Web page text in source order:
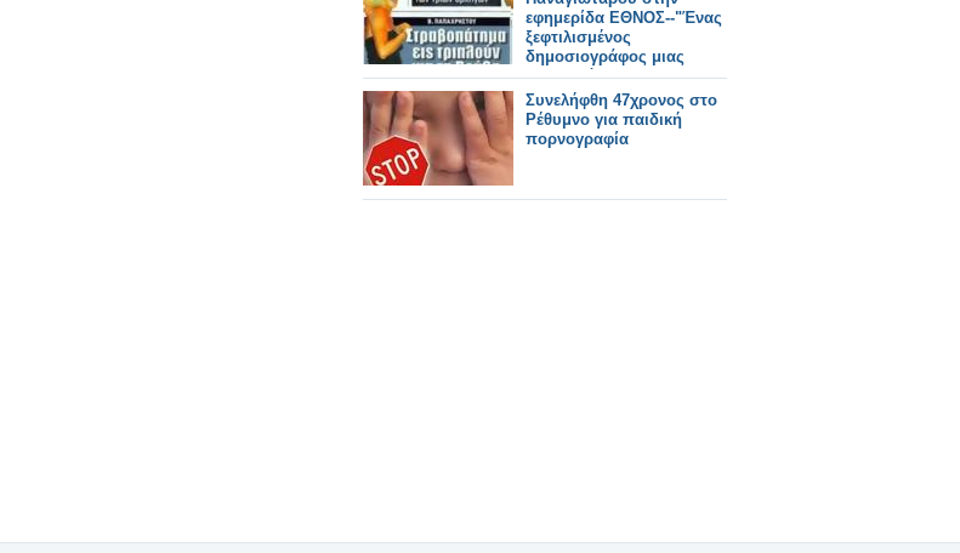
εφημερίδα ΕΘΝΟΣ--"Ένας
ξεφτιλισμένος
δημοσιογράφος μιας
διαπλεκόμενης
εφημερίδας και ένα
ρεπορτάζ για τα
σκουπίδια"!!!
Συνελήφθη 47χρονος στο
Ρέθυμνο για παιδική
πορνογραφία